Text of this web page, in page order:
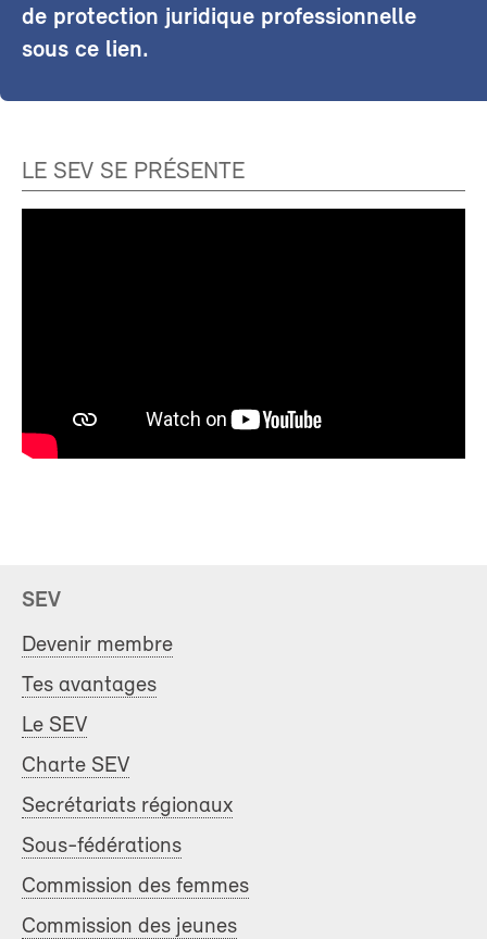
de protection juridique professionnelle
sous ce lien.
LE SEV SE PRÉSENTE
SEV
Devenir membre
Tes avantages
Le SEV
Charte SEV
Secrétariats régionaux
Sous-fédérations
Commission des femmes
Commission des jeunes